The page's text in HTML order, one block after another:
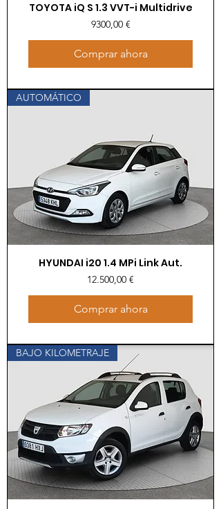
TOYOTA iQ S 1.3 VVT-i Multidrive
Precio
9300,00 €
Comprar ahora
AUTOMÁTICO
HYUNDAI i20 1.4 MPi Link Aut.
Precio
12.500,00 €
Comprar ahora
BAJO KILOMETRAJE